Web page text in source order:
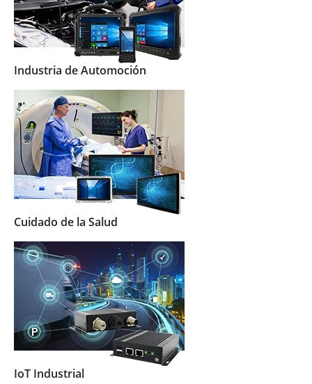
Industria de Automoción
Cuidado de la Salud
IoT Industrial